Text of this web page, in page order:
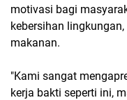
motivasi bagi
kebersihan
makanan.
"Kami sangat
kerja bakti seperti ini,